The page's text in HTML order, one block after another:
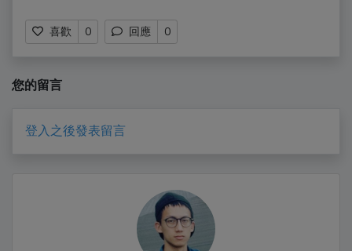
喜歡 0 回應 0
您的留言
登入之後發表留言